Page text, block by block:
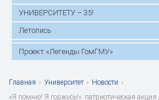
УНИВЕРСИТЕТУ – 35!
Летопись
Проект «Легенды ГомГМУ»
Главная › Университет › Новости ›
«Я помню! Я горжусь!»: патриотическая